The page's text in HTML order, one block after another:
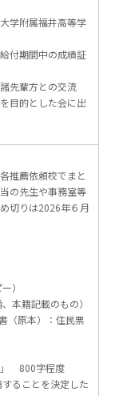
附属福井高等学
付期間中の成績証
先輩方との交流
目的とした会に出
推薦依頼校でまと
の先生や事務室等
切りは2026年６月
）
本籍記載のもの）
（原本）：住民票
800字程度
ることを決定した